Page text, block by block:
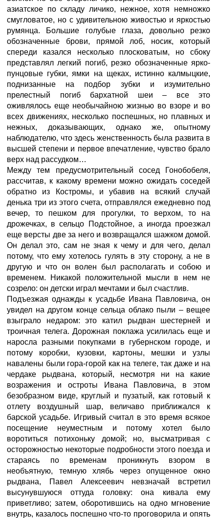
азиатское по складу личико, нежное, хотя немножко
смугловатое, но с удивительною живостью и яркостью
румянца. Большие голубые глаза, довольно резко
обозначенные брови, прямой лоб, носик, который
спереди казался несколько плосковатым, но сбоку
представлял легкий погиб, резко обозначенные ярко-
пунцовые губки, ямки на щеках, истинно калмыцкие,
поднизанные на подбор зубки и изумительно
прелестный погиб бархатной шеи – все это
оживлялось еще необычайною жизнью во взоре и во
всех движениях, несколько поспешных, но плавных и
нежных, доказывающих, однако же, опытному
наблюдателю, что здесь женственность была развита в
высшей степени и первое впечатление, чувство брало
верх над рассудком…
Между тем предусмотрительный сосед Гонобобеля,
рассчитав, к какому времени можно ожидать соседей
обратно из Костромы, и убавив на всякий случай
денька три из этого счета, отправлялся ежедневно под
вечер, то пешком для прогулки, то верхом, то на
дрожечках, в сельцо Подстойное, а иногда проезжал
еще версты две за него и возвращался шажком домой.
Он делал это, сам не зная к чему и для чего, делал
потому, что ему хотелось гулять в эту сторону, а не в
другую и что он волен был располагать и собою и
временем. Никакой положительной мысли в нем не
созрело: он детски играл мечтами и был счастлив.
Подъезжая однажды к усадьбе Ивана Павловича, он
увидел на другом конце сельца облако пыли – вещее
взыграло недаром: это катил рыдван шестерней и
троичная телега. Дорожная поклажа усилилась еще и
наросла разными покупками в губернском городе, и
потому коробки, кузовки, картоны, мешки и узлы
навалены были гора-горой как на телеге, так даже и на
чердаке рыдвана, который, несмотря ни на какие
возражения и остроты Ивана Павловича, в этом
безобразном виде, круглый и пузатый, как готовый к
отлету воздушный шар, величаво приближался к
барской усадьбе. Игривый считал в это время всякое
посещение неуместным и потому хотел было
воротиться потихоньку домой; но, высматривая с
осторожностью некоторые подробности этого поезда и
стараясь по временам проникнуть взором в
необъятную, темную хлябь через опущенное окно
рыдвана, Павел Алексеевич невзначай встретил
высунувшуюся оттуда головку: она кивала ему
приветливо; затем, оборотившись на одно мгновение
внутрь, казалось поспешно что-то проговорила и опять